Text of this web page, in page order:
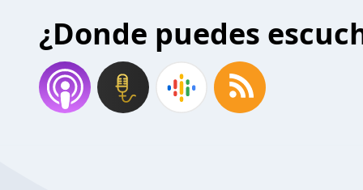
¿Donde puedes